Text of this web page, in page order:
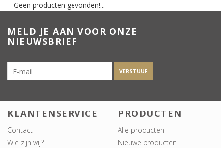
Geen producten gevonden!...
MELD JE AAN VOOR ONZE
NIEUWSBRIEF
VERSTUUR
KLANTENSERVICE
Contact
Wie zijn wij?
PRODUCTEN
Alle producten
Nieuwe producten